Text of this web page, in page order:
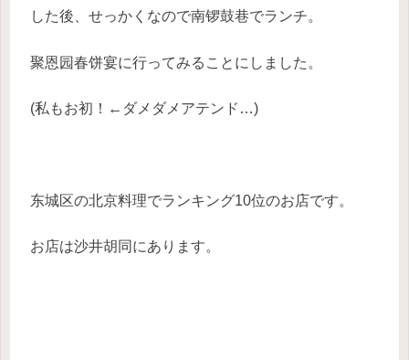
した後、せっかくなので南锣鼓巷でランチ。
聚恩园春饼宴に行ってみることにしました。
(私もお初！←ダメダメアテンド…)
东城区の北京料理でランキング10位のお店です。
お店は沙井胡同にあります。